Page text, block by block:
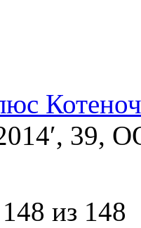
39,
из 148